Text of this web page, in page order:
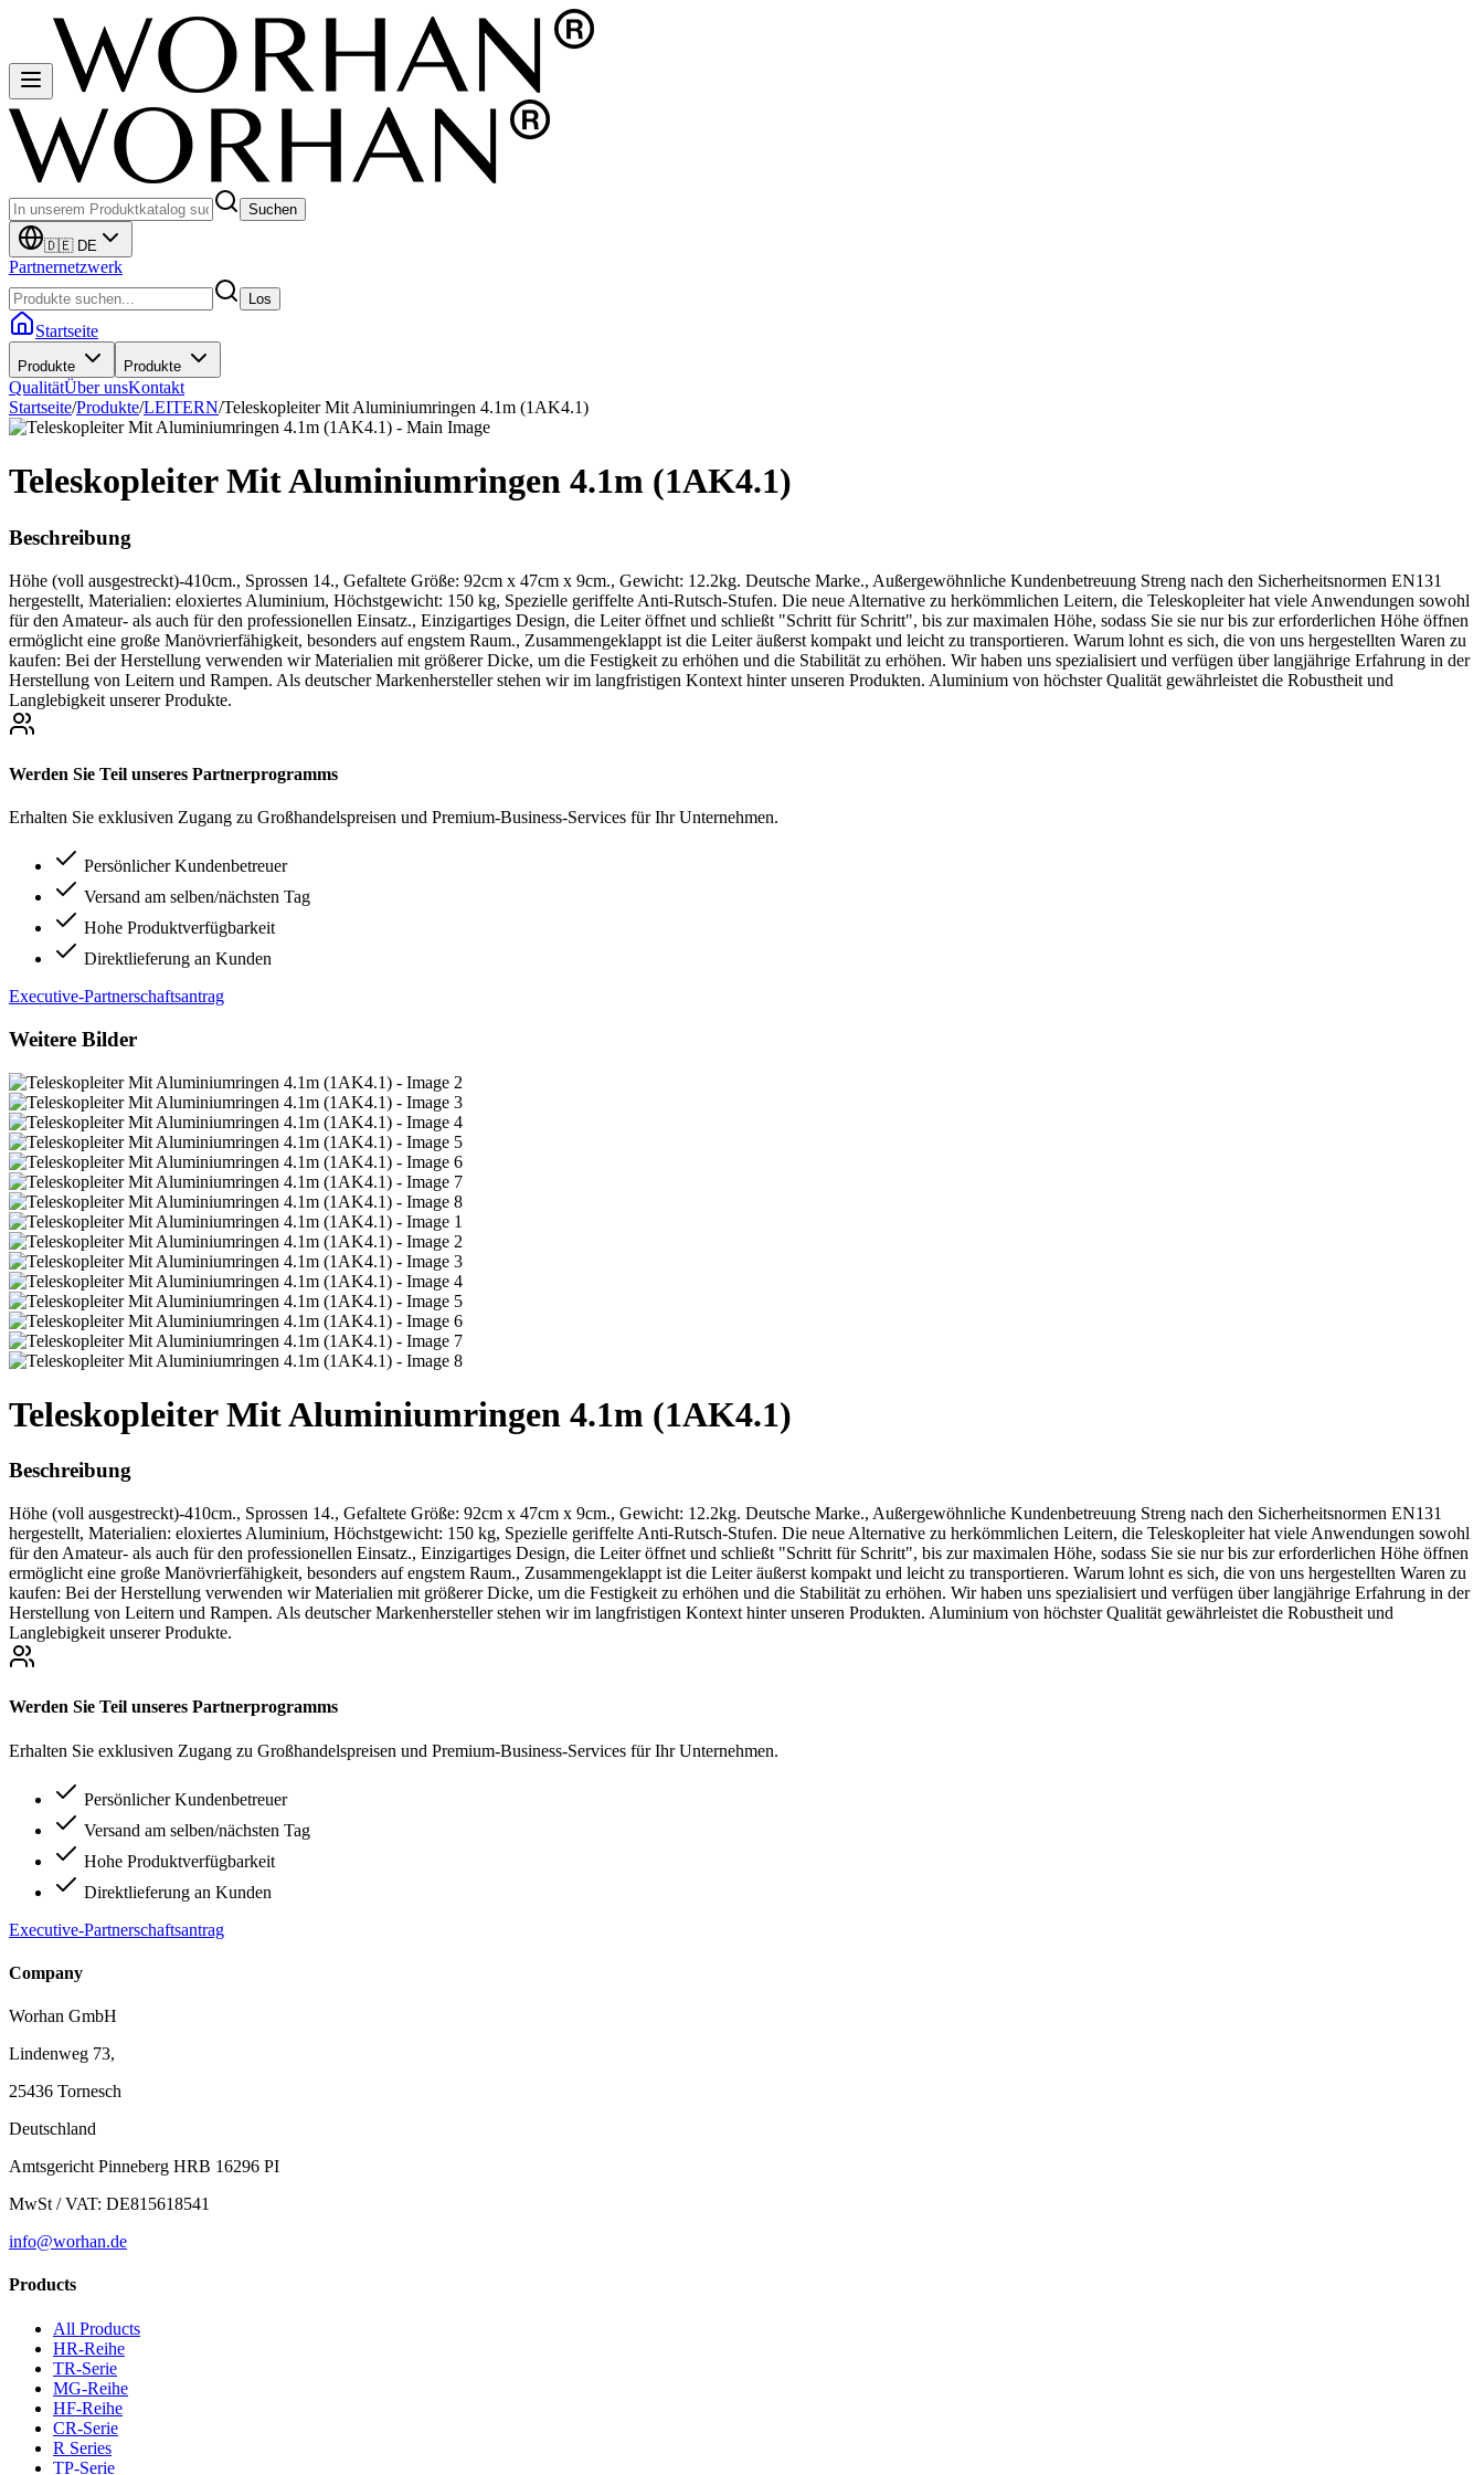
Suchen
🇩🇪 DE
Partnernetzwerk
Los
Startseite
Produkte Produkte
QualitätÜber unsKontakt
Startseite/Produkte/LEITERN/Teleskopleiter Mit Aluminiumringen 4.1m (1AK4.1)
Teleskopleiter Mit Aluminiumringen 4.1m (1AK4.1)
Beschreibung
Höhe (voll ausgestreckt)-410cm., Sprossen 14., Gefaltete Größe: 92cm x 47cm x 9cm., Gewicht: 12.2kg. Deutsche Marke., Außergewöhnliche Kundenbetreuung Streng nach den Sicherheitsnormen EN131
hergestellt, Materialien: eloxiertes Aluminium, Höchstgewicht: 150 kg, Spezielle geriffelte Anti-Rutsch-Stufen. Die neue Alternative zu herkömmlichen Leitern, die Teleskopleiter hat viele Anwendungen sowohl
für den Amateur- als auch für den professionellen Einsatz., Einzigartiges Design, die Leiter öffnet und schließt "Schritt für Schritt", bis zur maximalen Höhe, sodass Sie sie nur bis zur erforderlichen Höhe öffnen
ermöglicht eine große Manövrierfähigkeit, besonders auf engstem Raum., Zusammengeklappt ist die Leiter äußerst kompakt und leicht zu transportieren. Warum lohnt es sich, die von uns hergestellten Waren zu
kaufen: Bei der Herstellung verwenden wir Materialien mit größerer Dicke, um die Festigkeit zu erhöhen und die Stabilität zu erhöhen. Wir haben uns spezialisiert und verfügen über langjährige Erfahrung in der
Herstellung von Leitern und Rampen. Als deutscher Markenhersteller stehen wir im langfristigen Kontext hinter unseren Produkten. Aluminium von höchster Qualität gewährleistet die Robustheit und
Langlebigkeit unserer Produkte.
Werden Sie Teil unseres Partnerprogramms
Erhalten Sie exklusiven Zugang zu Großhandelspreisen und Premium-Business-Services für Ihr Unternehmen.
Persönlicher Kundenbetreuer
Versand am selben/nächsten Tag
Hohe Produktverfügbarkeit
Direktlieferung an Kunden
Executive-Partnerschaftsantrag
Weitere Bilder
Teleskopleiter Mit Aluminiumringen 4.1m (1AK4.1)
Beschreibung
Höhe (voll ausgestreckt)-410cm., Sprossen 14., Gefaltete Größe: 92cm x 47cm x 9cm., Gewicht: 12.2kg. Deutsche Marke., Außergewöhnliche Kundenbetreuung Streng nach den Sicherheitsnormen EN131
hergestellt, Materialien: eloxiertes Aluminium, Höchstgewicht: 150 kg, Spezielle geriffelte Anti-Rutsch-Stufen. Die neue Alternative zu herkömmlichen Leitern, die Teleskopleiter hat viele Anwendungen sowohl
für den Amateur- als auch für den professionellen Einsatz., Einzigartiges Design, die Leiter öffnet und schließt "Schritt für Schritt", bis zur maximalen Höhe, sodass Sie sie nur bis zur erforderlichen Höhe öffnen
ermöglicht eine große Manövrierfähigkeit, besonders auf engstem Raum., Zusammengeklappt ist die Leiter äußerst kompakt und leicht zu transportieren. Warum lohnt es sich, die von uns hergestellten Waren zu
kaufen: Bei der Herstellung verwenden wir Materialien mit größerer Dicke, um die Festigkeit zu erhöhen und die Stabilität zu erhöhen. Wir haben uns spezialisiert und verfügen über langjährige Erfahrung in der
Herstellung von Leitern und Rampen. Als deutscher Markenhersteller stehen wir im langfristigen Kontext hinter unseren Produkten. Aluminium von höchster Qualität gewährleistet die Robustheit und
Langlebigkeit unserer Produkte.
Werden Sie Teil unseres Partnerprogramms
Erhalten Sie exklusiven Zugang zu Großhandelspreisen und Premium-Business-Services für Ihr Unternehmen.
Persönlicher Kundenbetreuer
Versand am selben/nächsten Tag
Hohe Produktverfügbarkeit
Direktlieferung an Kunden
Executive-Partnerschaftsantrag
Company
Worhan GmbH
Lindenweg 73,
25436 Tornesch
Deutschland
Amtsgericht Pinneberg HRB 16296 PI
MwSt / VAT: DE815618541
info@worhan.de
Products
All Products
HR-Reihe
TR-Serie
MG-Reihe
HF-Reihe
CR-Serie
R Series
TP-Serie